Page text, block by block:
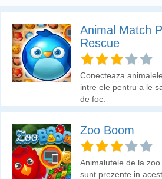
Animal Match
Rescue
Conecteaza animalele
intre ele pentru a le
de foc.
Zoo Boom
Animalutele de la zoo
sunt prezente in acest